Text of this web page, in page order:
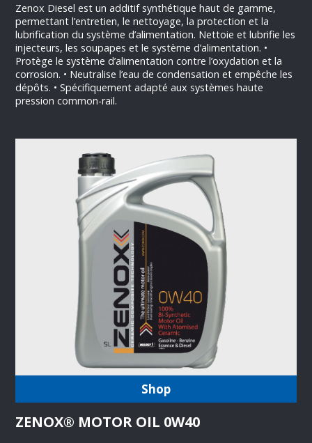
Zenox Diesel est un additif synthétique haut de gamme,
permettant l’entretien, le nettoyage, la protection et la
lubrification du système d’alimentation. Nettoie et lubrifie les
injecteurs, les soupapes et le système d’alimentation. •
Protège le système d’alimentation contre l’oxydation et la
corrosion. • Neutralise l’eau de condensation et empêche les
dépôts. • Spécifiquement adapté aux systèmes haute
pression common-rail.
Shop
ZENOX® MOTOR OIL 0W40